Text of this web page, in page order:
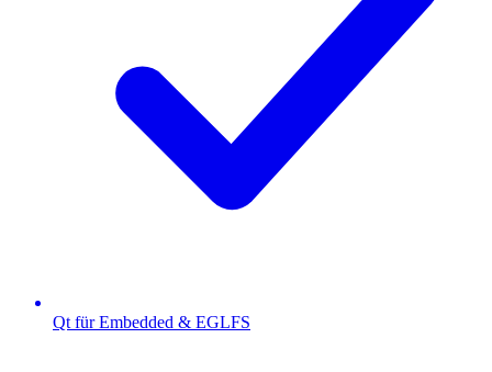
Qt für Embedded & EGLFS